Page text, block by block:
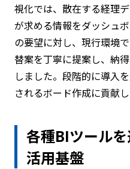
視化では、散在する経理
が求める情報をダッシュ
の要望に対し、現行環境
替案を丁寧に提案し、納
しました。段階的に導入
されるボード作成に貢献し
各種BIツール
活用基盤